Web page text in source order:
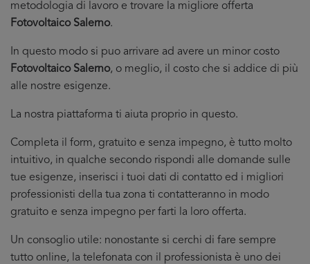
metodologia di lavoro e trovare la migliore offerta
Fotovoltaico Salerno.
In questo modo si puo arrivare ad avere un minor costo
Fotovoltaico Salerno, o meglio, il costo che si addice di più
alle nostre esigenze.
La nostra piattaforma ti aiuta proprio in questo.
Completa il form, gratuito e senza impegno, è tutto molto
intuitivo, in qualche secondo rispondi alle domande sulle
tue esigenze, inserisci i tuoi dati di contatto ed i migliori
professionisti della tua zona ti contatteranno in modo
gratuito e senza impegno per farti la loro offerta.
Un consoglio utile: nonostante si cerchi di fare sempre
tutto online, la telefonata con il professionista è uno dei